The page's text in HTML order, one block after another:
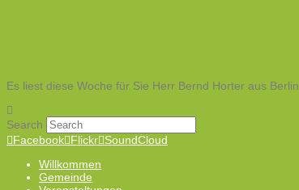
Es liest diese Woche für Sie Herr Bernd Horter aus Berlin.
Search
Facebook Flickr SoundCloud
Willkommen
Gemeinde